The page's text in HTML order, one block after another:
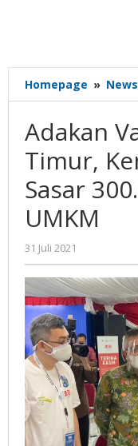
Homepage » News
Adakan
Timur,
Sasar
UMKM
31 Juli 2021
Gatot
Susanto